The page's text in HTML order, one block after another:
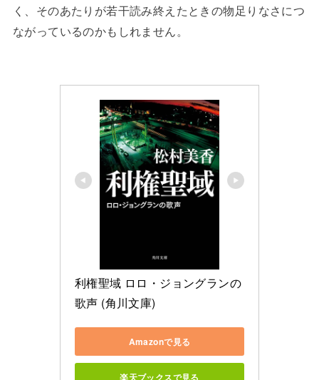
く、そのあたりが若干読み終えたときの物足りなさにつ
ながっているのかもしれません。
利権聖域 ロロ・ジョングランの
歌声 (角川文庫)
Amazonで見る
楽天ブックスで見る